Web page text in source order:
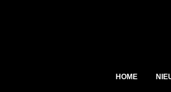
HOME